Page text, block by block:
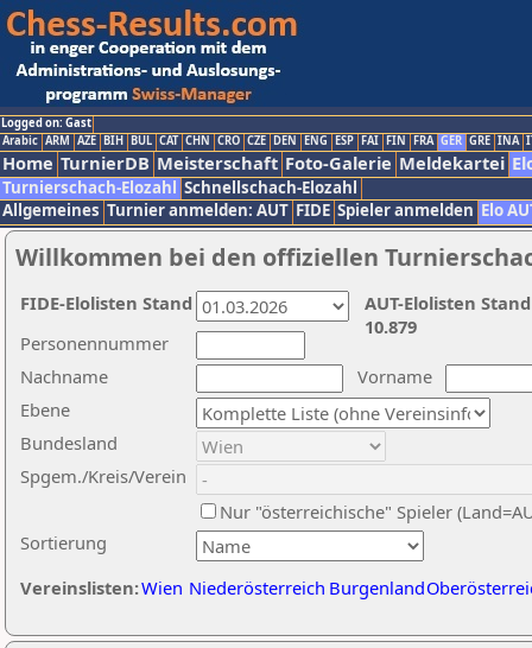
Logged on: Gast
Arabic ARM AZE BIH BUL CAT CHN CRO CZE DEN ENG ESP FAI FIN FRA GER GRE INA
Home TurnierDB Meisterschaft Foto-Galerie Meldekartei
Turnierschach-Elozahl Schnellschach-Elozahl
Allgemeines Turnier anmelden: AUT FIDE Spieler anmelden Elo
Willkommen bei den offiziellen
Nachname
Vorname
Ebene
Sortierung
Personennummer
Bundesland
Spgem./Kreis/Verein
Nur "österreichische" Spieler
Vereinslisten:Wien Niederösterreich Burgenland
AUT-Elolisten
10.879
FIDE-Elolisten Stand